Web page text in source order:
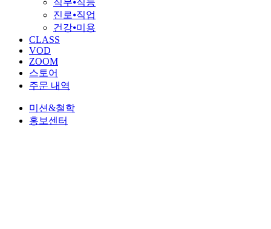
직무⦁직능
진로⦁직업
건강⦁미용
CLASS
VOD
ZOOM
스토어
주문 내역
미션&철학
홍보센터